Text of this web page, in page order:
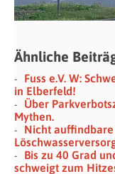
Ähnliche
Fuss e.V. W:
in Elberfeld!
Über
Mythen.
Nicht
Bis zu 40 Grad
schweigt zum